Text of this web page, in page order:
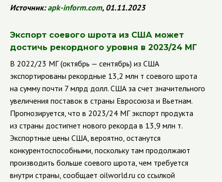
Источник:apk-inform.com, 01.11.2023
Экспорт соевого шрота из США может
достичь рекордного уровня в 2023/24 МГ
В 2022/23 МГ (октябрь — сентябрь) из США
экспортированы рекордные 13,2 млн т соевого шрота
на сумму почти 7 млрд долл. США за счет значительного
увеличения поставок в страны Евросоюза и Вьетнам.
Прогнозируется, что в 2023/24 МГ экспорт продукта
из страны достигнет нового рекорда в 13,9 млн т.
Экспортные цены США, вероятно, останутся
конкурентоспособными, поскольку там продолжают
производить больше соевого шрота, чем требуется
внутри страны, сообщает oilworld.ru со ссылкой